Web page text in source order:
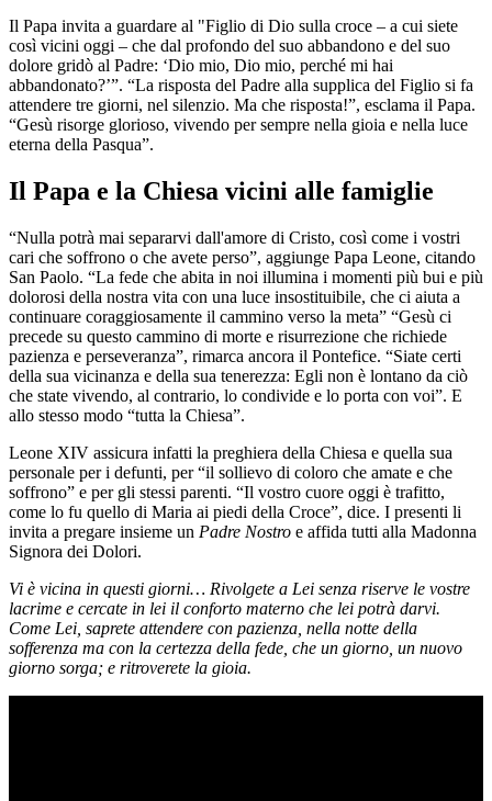
Il Papa invita a guardare al "Figlio di Dio sulla croce – a cui siete
così vicini oggi – che dal profondo del suo abbandono e del suo
dolore gridò al Padre: ‘Dio mio, Dio mio, perché mi hai
abbandonato?’”. “La risposta del Padre alla supplica del Figlio si fa
attendere tre giorni, nel silenzio. Ma che risposta!”, esclama il Papa.
“Gesù risorge glorioso, vivendo per sempre nella gioia e nella luce
eterna della Pasqua”.
Il Papa e la Chiesa vicini alle famiglie
“Nulla potrà mai separarvi dall'amore di Cristo, così come i vostri
cari che soffrono o che avete perso”, aggiunge Papa Leone, citando
San Paolo. “La fede che abita in noi illumina i momenti più bui e più
dolorosi della nostra vita con una luce insostituibile, che ci aiuta a
continuare coraggiosamente il cammino verso la meta” “Gesù ci
precede su questo cammino di morte e risurrezione che richiede
pazienza e perseveranza”, rimarca ancora il Pontefice. “Siate certi
della sua vicinanza e della sua tenerezza: Egli non è lontano da ciò
che state vivendo, al contrario, lo condivide e lo porta con voi”. E
allo stesso modo “tutta la Chiesa”.
Leone XIV assicura infatti la preghiera della Chiesa e quella sua
personale per i defunti, per “il sollievo di coloro che amate e che
soffrono” e per gli stessi parenti. “Il vostro cuore oggi è trafitto,
come lo fu quello di Maria ai piedi della Croce”, dice. I presenti li
invita a pregare insieme un Padre Nostro e affida tutti alla Madonna
Signora dei Dolori.
Vi è vicina in questi giorni… Rivolgete a Lei senza riserve le vostre
lacrime e cercate in lei il conforto materno che lei potrà darvi.
Come Lei, saprete attendere con pazienza, nella notte della
sofferenza ma con la certezza della fede, che un giorno, un nuovo
giorno sorga; e ritroverete la gioia.